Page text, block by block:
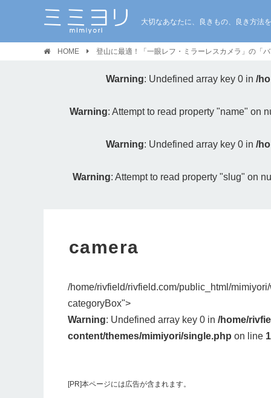
大切なあなたに、良きもの、良き方法
HOME 登山に最適！「一眼レフ・ミラーレスカメラ」の「
Warning: Undefined array key 0 in /
Warning: Attempt to read property "name" on
Warning: Undefined array key 0 in /
Warning: Attempt to read property "slug" on
camera
/home/rivfield/rivfield.com/public_html/
categoryBox">
Warning: Undefined array key 0 in /home/
content/themes/mimiyori/single.php on line
[PR]本ページには広告が含まれます。